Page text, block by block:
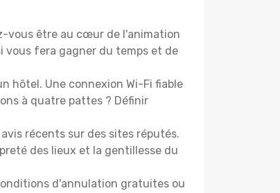
vous être au cœur de l'animation
vous fera gagner du temps et de
hôtel. Une connexion Wi-Fi fiable
à quatre pattes ? Définir
récents sur des sites réputés.
des lieux et la gentillesse du
d'annulation gratuites ou